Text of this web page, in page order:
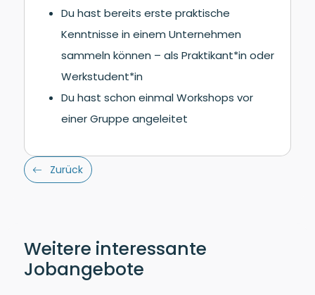
Du hast bereits erste praktische
Kenntnisse in einem Unternehmen
sammeln können – als Praktikant*in oder
Werkstudent*in
Du hast schon einmal Workshops vor
einer Gruppe angeleitet
Zurück
Weitere interessante
Jobangebote